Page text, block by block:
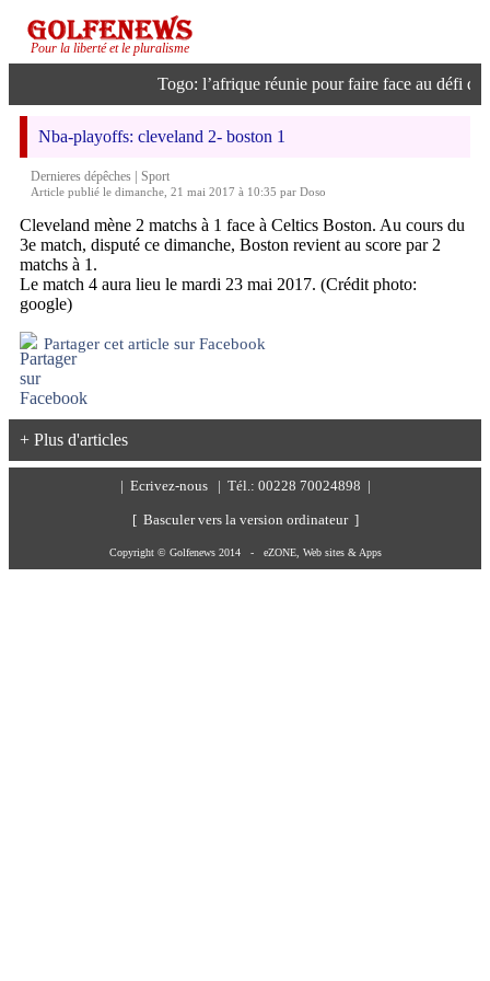
Pour la liberté et le pluralisme
Togo: l’afrique réunie pour faire face au défi
Nba-playoffs: cleveland 2- boston 1
Dernieres dépêches
Sport
Article publié le dimanche, 21 mai 2017 à 10:35 par Doso
Cleveland mène 2 matchs à 1 face à Celtics Boston. Au cours du
3e match, disputé ce dimanche, Boston revient au score par 2
matchs à 1.
Le match 4 aura lieu le mardi 23 mai 2017. (Crédit photo:
google)
Partager cet article sur Facebook
+ Plus d'articles
Ecrivez-nous | Tél.: 00228 70024898 |
[ Basculer vers la version ordinateur ]
Copyright © Golfenews 2014 - eZONE, Web sites & Apps